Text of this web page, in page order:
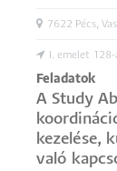
7622 Pécs,
I. emelet 128-
Feladatok
A Study
kezelése,
való